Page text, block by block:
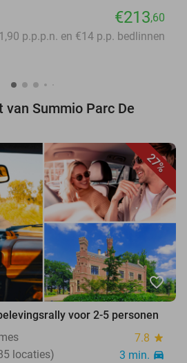
€213,60
p.p.p.n. en €14 p.p. bedlinnen
van Summio Parc De
27%
favorite_border
voor 2-5 personen
7.8 star
locaties) 3 min. directions_car